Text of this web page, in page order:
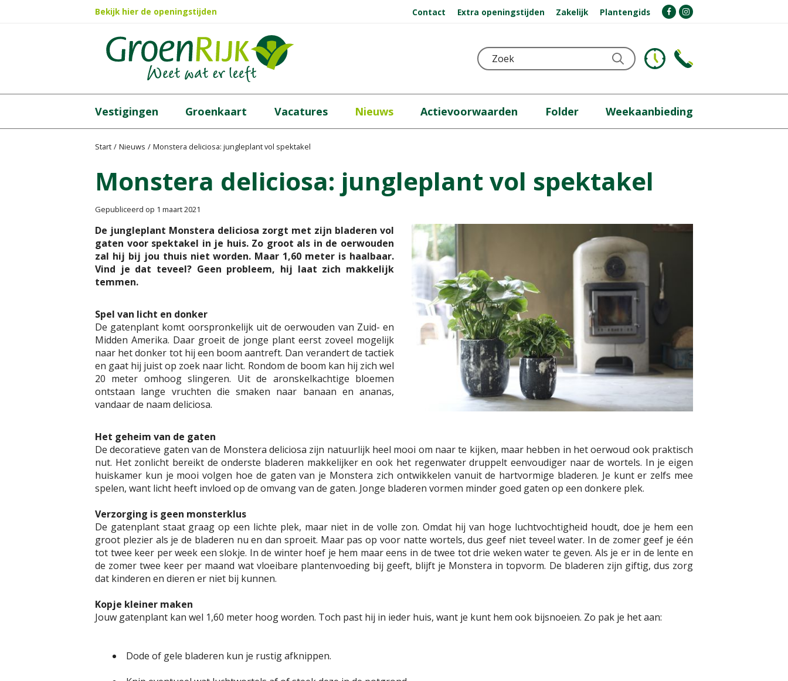
Start Nieuws Monstera deliciosa: jungleplant vol spektakel
Bekijk hier de openingstijden Contact Extra openingstijden Zakelijk Plantengids
Vestigingen Groenkaart Vacatures Nieuws Actievoorwaarden Folder Weekaanbieding
Monstera deliciosa: jungleplant vol spektakel
Gepubliceerd op 1 maart 2021
De jungleplant Monstera deliciosa zorgt met zijn bladeren vol
gaten voor spektakel in je huis. Zo groot als in de oerwouden
zal hij bij jou thuis niet worden. Maar 1,60 meter is haalbaar.
Vind je dat teveel? Geen probleem, hij laat zich makkelijk
temmen.
Spel van licht en donker
De gatenplant komt oorspronkelijk uit de oerwouden van Zuid- en
Midden Amerika. Daar groeit de jonge plant eerst zoveel mogelijk
naar het donker tot hij een boom aantreft. Dan verandert de tactiek
en gaat hij juist op zoek naar licht. Rondom de boom kan hij zich wel
20 meter omhoog slingeren. Uit de aronskelkachtige bloemen
ontstaan lange vruchten die smaken naar banaan en ananas,
vandaar de naam deliciosa.
Het geheim van de gaten
De decoratieve gaten van de Monstera deliciosa zijn natuurlijk heel mooi om naar te kijken, maar hebben in het oerwoud ook praktisch
nut. Het zonlicht bereikt de onderste bladeren makkelijker en ook het regenwater druppelt eenvoudiger naar de wortels. In je eigen
huiskamer kun je mooi volgen hoe de gaten van je Monstera zich ontwikkelen vanuit de hartvormige bladeren. Je kunt er zelfs mee
spelen, want licht heeft invloed op de omvang van de gaten. Jonge bladeren vormen minder goed gaten op een donkere plek.
Verzorging is geen monsterklus
De gatenplant staat graag op een lichte plek, maar niet in de volle zon. Omdat hij van hoge luchtvochtigheid houdt, doe je hem een
groot plezier als je de bladeren nu en dan sproeit. Maar pas op voor natte wortels, dus geef niet teveel water. In de zomer geef je één
tot twee keer per week een slokje. In de winter hoef je hem maar eens in de twee tot drie weken water te geven. Als je er in de lente en
de zomer twee keer per maand wat vloeibare plantenvoeding bij geeft, blijft je Monstera in topvorm. De bladeren zijn giftig, dus zorg
dat kinderen en dieren er niet bij kunnen.
Kopje kleiner maken
Jouw gatenplant kan wel 1,60 meter hoog worden. Toch past hij in ieder huis, want je kunt hem ook bijsnoeien. Zo pak je het aan:
Dode of gele bladeren kun je rustig afknippen.